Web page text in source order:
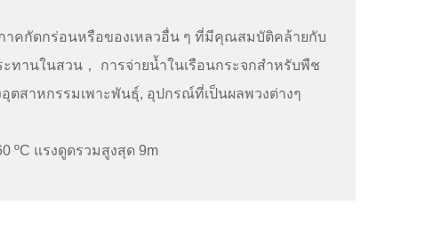
าคกัดกร่อนหรือของเหลวอื่น ๆ ที่มีคุณสมบัติคล้ายกับ
ทานในสวน， การจ่ายน้ำในเรือนกระจกสำหรับพืช
ตสาหกรรมเพาะพันธุ์, อุปกรณ์ที่เป็นผลพวงต่างๆ
ºC แรงดูดรวมสูงสุด 9m